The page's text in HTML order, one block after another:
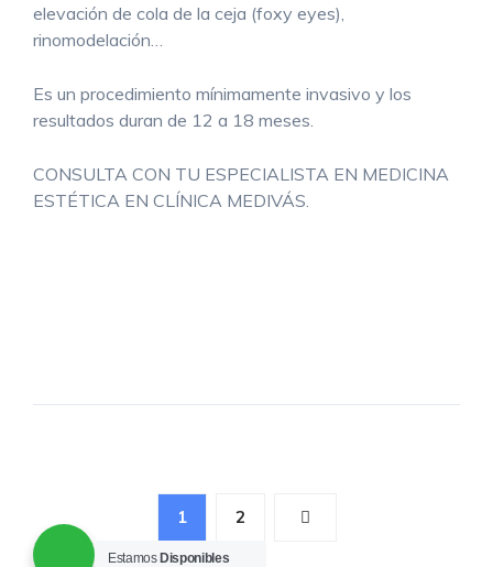
elevación de cola de la ceja (foxy eyes),
rinomodelación…
Es un procedimiento mínimamente invasivo y los
resultados duran de 12 a 18 meses.
CONSULTA CON TU ESPECIALISTA EN MEDICINA
ESTÉTICA EN CLÍNICA MEDIVÁS.
Paginación
de
1 2
Estamos Disponibles